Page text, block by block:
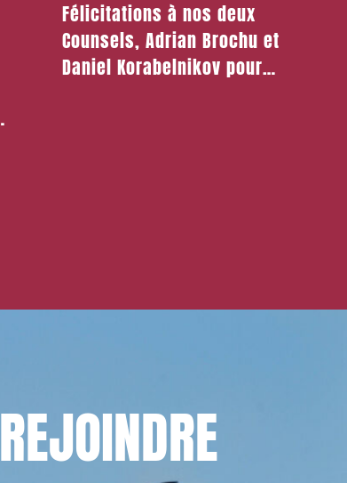
Félicitations à nos deux
Counsels, Adrian Brochu et
Daniel Korabelnikov pour
REJOINDRE